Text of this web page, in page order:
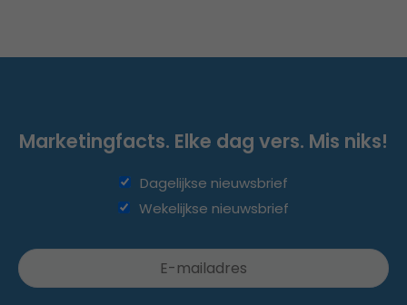
Marketingfacts. Elke dag vers. Mis niks!
Dagelijkse nieuwsbrief
Wekelijkse nieuwsbrief